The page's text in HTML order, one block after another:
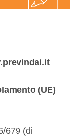
(UE)
679 (di